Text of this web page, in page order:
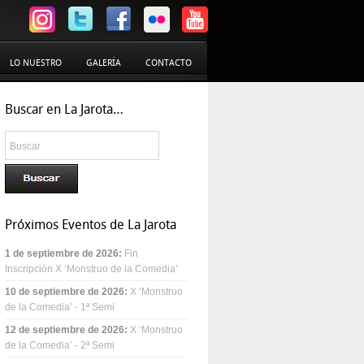
LO NUESTRO GALERÍA CONTACTO
Buscar en La Jarota…
Próximos Eventos de La Jarota
1 de septiembre de 2026: Fin
Inscripción X ‘Monstruo de la Comedia’
10 de septiembre de 2026: X ‘Monstruo
de la Comedia’ - 1ª Semi
12 de septiembre de 2026: X ‘Monstruo
de la Comedia’ - 2ª Semi